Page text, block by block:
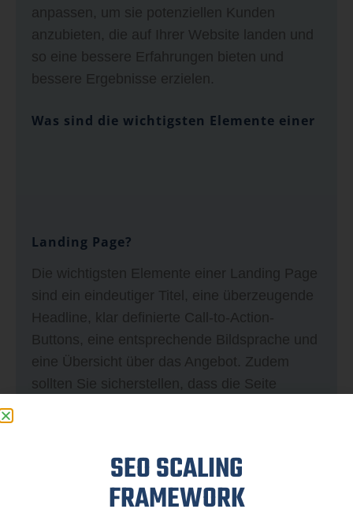
anpassen, um sie potenziellen Kunden
anzubieten, die auf Ihrer Website landen und
so eine bessere Erfahrungen bieten und
bessere Ergebnisse erzielen.
Was sind die wichtigsten Elemente einer
Landing Page?
Die wichtigsten Elemente einer Landing Page
sind ein eindeutiger Titel, eine überzeugende
Headline, klar definierte Call-to-Action-
Buttons, eine entsprechende Bildsprache und
eine Übersicht über das Angebot. Zudem
sollten Sie sicherstellen, dass die Seite
Wie kann ich die Conversion-Rate meiner
SEO SCALING
FRAMEWORK